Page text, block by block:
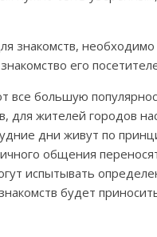
знакомств,
его
все большую
для жителей городов
дни живут по
общения
испытывать
будет